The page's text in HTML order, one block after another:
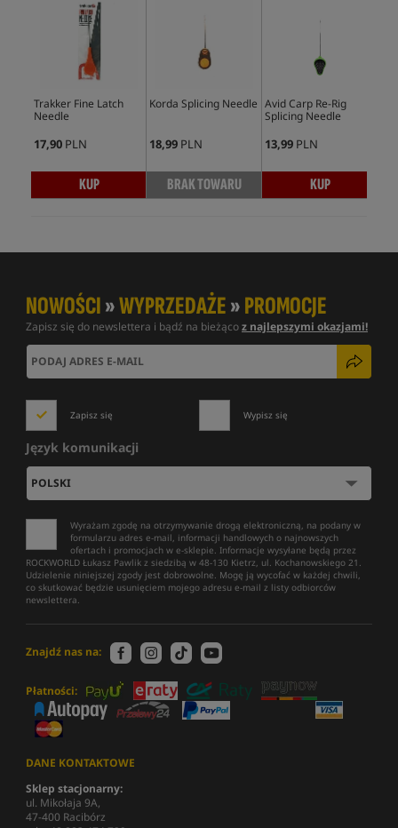
Trakker Fine Latch
Needle
17,90 PLN
KUP
Korda Splicing Needle
18,99 PLN
BRAK TOWARU
Avid Carp Re-Rig
Splicing Needle
13,99 PLN
KUP
NOWOŚCI»WYPRZEDAŻE»PROMOCJE
Zapisz się do newslettera i bądź na bieżącoz najlepszymi okazjami!
Zapisz się Wypisz się
Język komunikacji
Wyrażam zgodę na otrzymywanie drogą elektroniczną, na podany w
formularzu adres e-mail, informacji handlowych o najnowszych
ofertach i promocjach w e-sklepie. Informacje wysyłane będą przez
ROCKWORLD Łukasz Pawlik z siedzibą w 48-130 Kietrz, ul. Kochanowskiego 21.
Udzielenie niniejszej zgody jest dobrowolne. Mogę ją wycofać w każdej chwili,
co skutkować będzie usunięciem mojego adresu e-mail z listy odbiorców
newslettera.
Znajdź nas na:
Płatności:
DANE KONTAKTOWE
Sklep stacjonarny:
ul. Mikołaja 9A,
47-400 Racibórz